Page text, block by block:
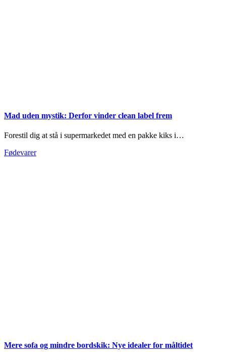
Mad uden mystik: Derfor vinder clean label frem
Forestil dig at stå i supermarkedet med en pakke kiks i…
Fødevarer
Mere sofa og mindre bordskik: Nye idealer for måltidet